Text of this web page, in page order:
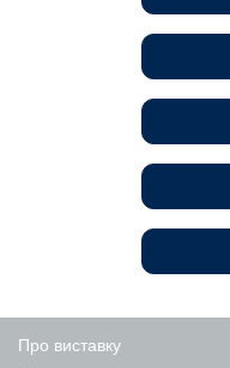
Про виставку